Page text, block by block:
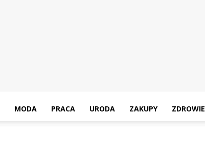
MODA PRACA URODA ZAKUPY ZDROWIE